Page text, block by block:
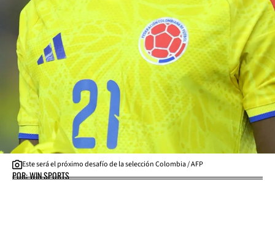
Este será el próximo desafío de la selección Colombia / AFP
POR: WIN SPORTS